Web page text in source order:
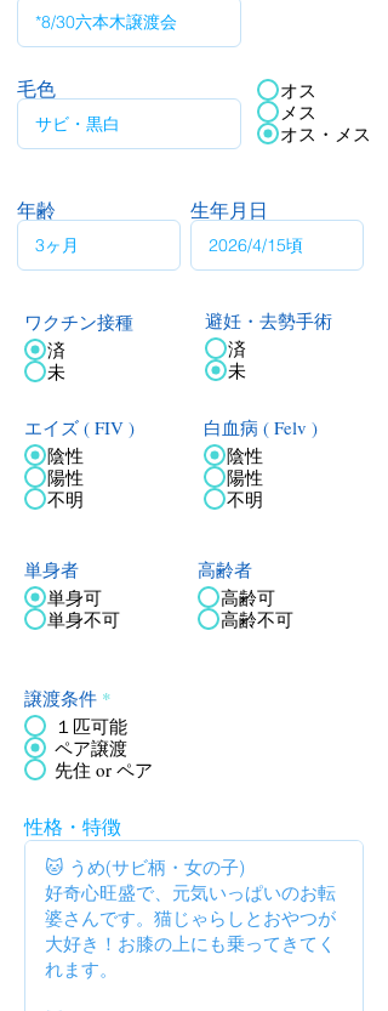
毛色
オス
メス
オス・メス
年齢 生年月日
ワクチン接種
済
未
エイズ ( FIV )
陰性
陽性
不明
避妊・去勢手術
済
未
白血病 ( Felv )
陰性
陽性
不明
単身者
単身可
単身不可
高齢者
高齢可
高齢不可
譲渡条件 *
１匹可能
ペア譲渡
先住 or ペア
性格・特徴